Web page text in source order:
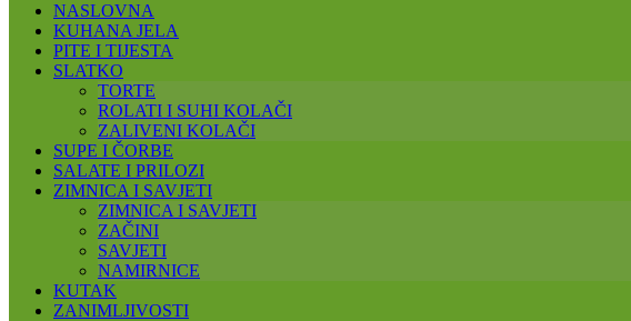
NASLOVNA
KUHANA JELA
PITE I TIJESTA
SLATKO
TORTE
ROLATI I SUHI KOLAČI
ZALIVENI KOLAČI
SUPE I ČORBE
SALATE I PRILOZI
ZIMNICA I SAVJETI
ZIMNICA I SAVJETI
ZAČINI
SAVJETI
NAMIRNICE
KUTAK
ZANIMLJIVOSTI